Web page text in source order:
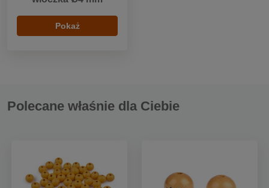
Pokaż
Polecane właśnie dla Ciebie